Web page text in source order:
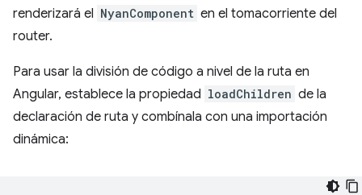
renderizará el NyanComponent en el tomacorriente del
router.
Para usar la división de código a nivel de la ruta en
Angular, establece la propiedad loadChildren de la
declaración de ruta y combínala con una importación
dinámica: